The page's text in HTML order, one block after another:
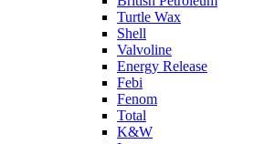
Turtle Wax
Shell
Valvoline
Energy Release
Febi
Fenom
Total
K&W